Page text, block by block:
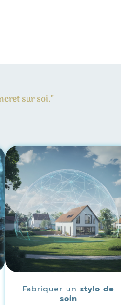
sur soi."
Fabriquer un stylo de
soin